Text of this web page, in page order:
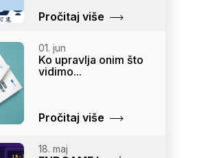
Pročitaj više
01. jun
Ko upravlja onim što
vidimo...
Pročitaj više
18. maj